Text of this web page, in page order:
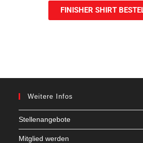
FINISHER SHIRT
Weitere Infos
Stellenangebote
Mitglied werden